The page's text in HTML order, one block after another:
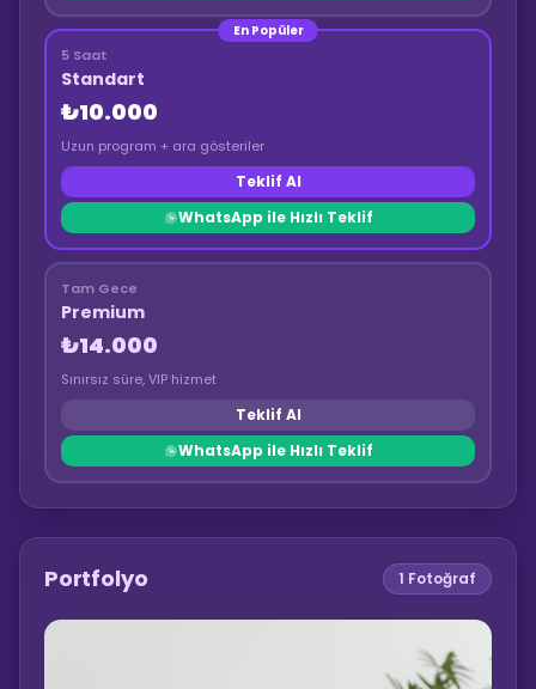
En Popüler
5 Saat
Standart
₺10.000
Uzun program + ara gösteriler
Teklif Al
WhatsApp ile Hızlı Teklif
Tam Gece
Premium
₺14.000
Sınırsız süre, VIP hizmet
Teklif Al
WhatsApp ile Hızlı Teklif
Portfolyo 1 Fotoğraf